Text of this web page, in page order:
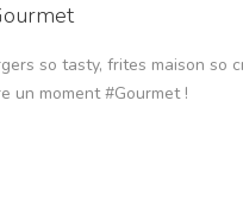
so tasty, frites maison so
un moment #Gourmet !